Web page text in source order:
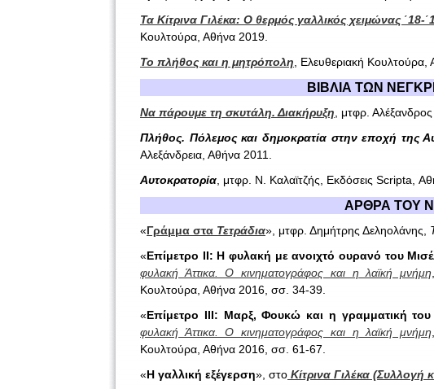
Τα Κίτρινα Γιλέκα: Ο θερμός γαλλικός χειμώνας ΄18-
Κουλτούρα, Αθήνα 2019.
Το πλήθος και η μητρόπολη , Ελευθεριακή Κουλτούρα,
ΒΙΒΛΙΑ ΤΩΝ
Να πάρουμε τη σκυτάλη. Διακήρυξη , μτφρ.
Πλήθος. Πόλεμος και δημοκρατία στην εποχή της
Αλεξάνδρεια, Αθήνα 2011.
Αυτοκρατορία , μτφρ. Ν. Καλαϊτζής, Εκδόσεις Scripta ,
ΑΡΘΡΑ ΤΟΥ
«Γράμμα στα Τετράδια», μτφρ. Δημήτρης Δεληολάνης,
«Επίμετρο ΙΙ: Η φυλακή με ανοιχτό ουρανό του
φυλακή Άττικα. Ο κινηματογράφος και η λαϊκή μνήμη
Κουλτούρα, Αθήνα 2016, σσ. 34-39.
«Επίμετρο ΙΙΙ: Μαρξ, Φουκώ και η γραμματική του
φυλακή Άττικα. Ο κινηματογράφος και η λαϊκή μνήμη
Κουλτούρα, Αθήνα 2016, σσ. 61-67.
«Η γαλλική εξέγερση», στο Κίτρινα Γιλέκα (Συλλογή